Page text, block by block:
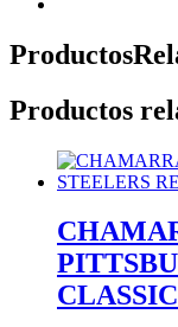
Productos
Productos